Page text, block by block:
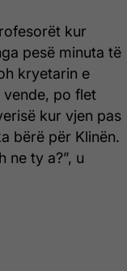
kur
pesë minuta të
kryetarin e
vende, po flet
kur vjen pas
bërë për Klinën.
ne ty a?”, u